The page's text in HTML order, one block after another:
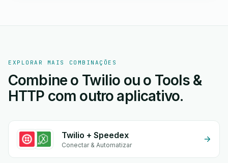
EXPLORAR MAIS COMBINAÇÕES
Combine o Twilio ou o Tools &
HTTP com outro aplicativo.
Twilio + Speedex
Conectar & Automatizar